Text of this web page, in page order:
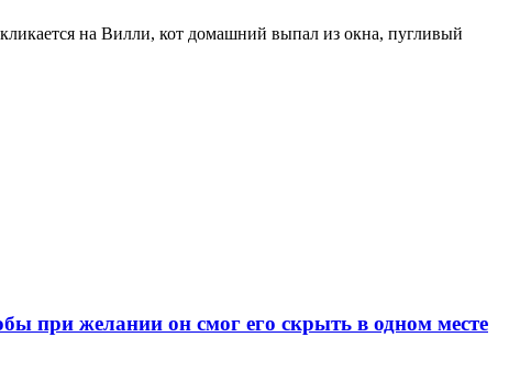
на Вилли, кот домашний выпал из окна, пугливый
при желании он смог его скрыть в одном месте